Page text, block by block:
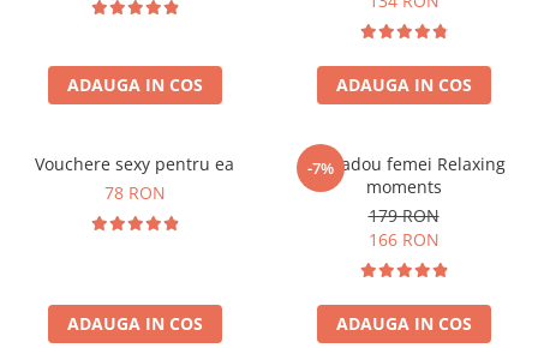
ADAUGA IN COS ADAUGA IN COS
Vouchere sexy pentru ea
78 RON
ADAUGA IN COS
-7%
Set cadou femei Relaxing
moments
179 RON
166 RON
ADAUGA IN COS